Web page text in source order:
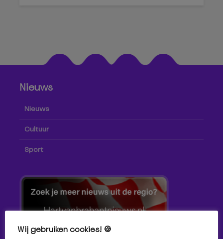
Nieuws
Nieuws
Cultuur
Sport
Wij gebruiken cookies! 🍪